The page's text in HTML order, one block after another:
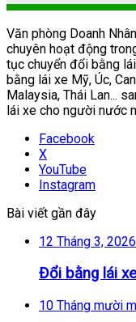
Văn phòng Doanh
chuyên hoạt động
tục chuyển đổi bằng
bằng lái xe Mỹ, Úc,
Malaysia, Thái Lan...
lái xe cho người nước
Facebook
X
YouTube
Instagram
Bài viết gần đây
12 Tháng 3, 2026
Đổi bằng lái
10 Tháng mười